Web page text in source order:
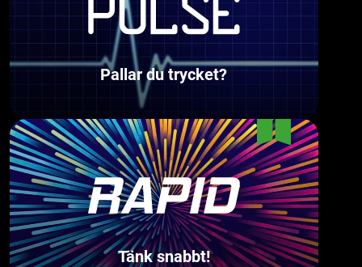
Pallar du trycket?
Tänk snabbt!